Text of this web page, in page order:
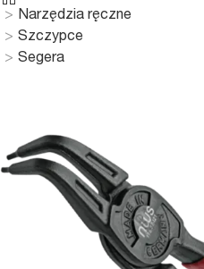
Narzędzia ręczne
Szczypce
Segera